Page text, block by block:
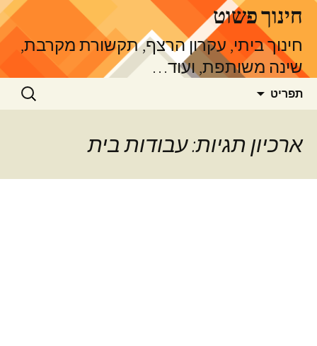
לדלג
לתוכןחינוך פשוט
חינוך ביתי, עקרון הרצף, תקשורת מקרבת,
שינה משותפת, ועוד…
תפריט חיפוש:
ארכיון תגיות: עבודות בית